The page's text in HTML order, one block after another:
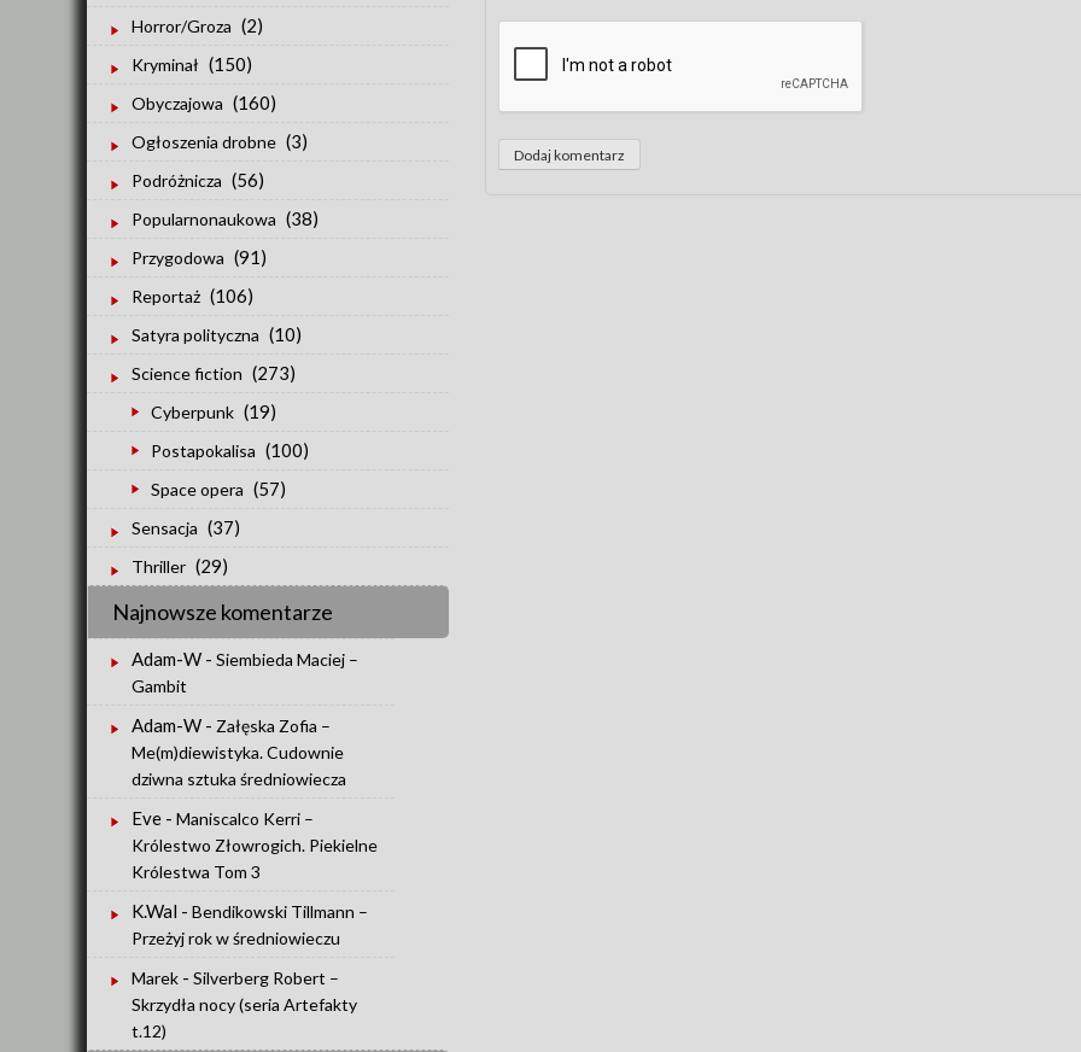
Horror/Groza (2)
Kryminał (150)
Obyczajowa (160)
Ogłoszenia drobne (3)
Podróżnicza (56)
Popularnonaukowa (38)
Przygodowa (91)
Reportaż (106)
Satyra polityczna (10)
Science fiction (273)
Cyberpunk (19)
Postapokalisa (100)
Space opera (57)
Sensacja (37)
Thriller (29)
Najnowsze komentarze
Adam-W - Siembieda Maciej –
Gambit
Adam-W - Załęska Zofia –
Me(m)diewistyka. Cudownie
dziwna sztuka średniowiecza
Eve - Maniscalco Kerri –
Królestwo Złowrogich. Piekielne
Królestwa Tom 3
K.Wal - Bendikowski Tillmann –
Przeżyj rok w średniowieczu
Marek - Silverberg Robert –
Skrzydła nocy (seria Artefakty
t.12)